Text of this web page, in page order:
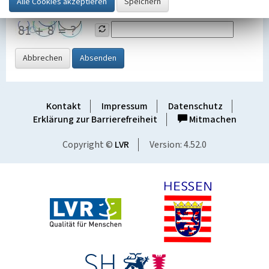
Grafik ein
Abbrechen Absenden
Kontakt Impressum
Datenschutz
Erklärung zur Barrierefreiheit
Mitmachen
Copyright © LVR Version: 4.52.0